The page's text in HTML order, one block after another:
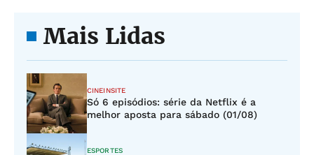
Mais Lidas
CINEINSITE
Só 6 episódios: série da Netflix é a
melhor aposta para sábado (01/08)
ESPORTES